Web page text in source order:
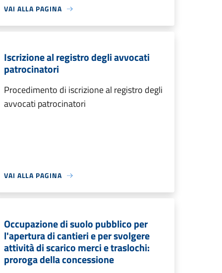
VAI ALLA PAGINA
Iscrizione al registro degli avvocati
patrocinatori
Procedimento di iscrizione al registro degli
avvocati patrocinatori
VAI ALLA PAGINA
Occupazione di suolo pubblico per
l'apertura di cantieri e per svolgere
attività di scarico merci e traslochi:
proroga della concessione